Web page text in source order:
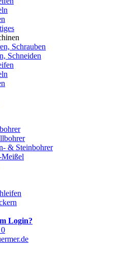
Schrauben
Schneiden
& Steinbohrer
Meißel
Login?